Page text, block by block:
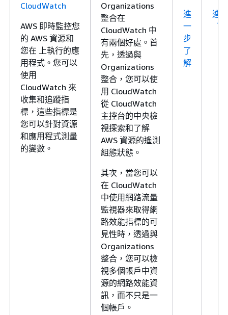
CloudWatch
AWS 即時監控您
的 AWS 資源和
您在 上執行的應
用程式。您可以
使用
CloudWatch 來
收集和追蹤指
標，這些指標是
您可以針對資源
和應用程式測量
的變數。
Organizations
整合在
CloudWatch 中
有兩個好處。首
先，透過與
Organizations
整合，您可以使
用 CloudWatch
從 CloudWatch
主控台的中央檢
視探索和了解
AWS 資源的遙測
組態狀態。
其次，當您可以
在 CloudWatch
中使用網路流量
監視器來取得網
路效能指標的可
見性時，透過與
Organizations
整合，您可以檢
視多個帳戶中資
源的網路效能資
訊，而不只是一
個帳戶。
進
一
步
了
解
進
了